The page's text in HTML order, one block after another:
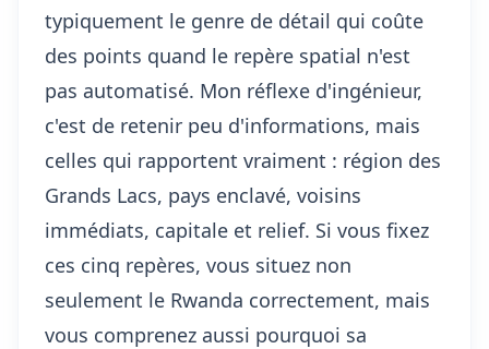
typiquement le genre de détail qui coûte
des points quand le repère spatial n'est
pas automatisé. Mon réflexe d'ingénieur,
c'est de retenir peu d'informations, mais
celles qui rapportent vraiment : région des
Grands Lacs, pays enclavé, voisins
immédiats, capitale et relief. Si vous fixez
ces cinq repères, vous situez non
seulement le Rwanda correctement, mais
vous comprenez aussi pourquoi sa